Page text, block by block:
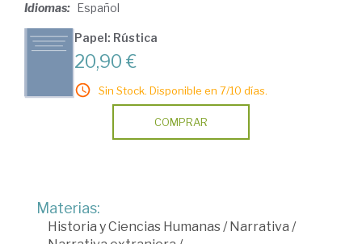
Idiomas:
Español
Papel: Rústica
20,90 €
Sin Stock. Disponible en 7/10 días.
COMPRAR
Materias:
Historia y Ciencias Humanas/ Narrativa /